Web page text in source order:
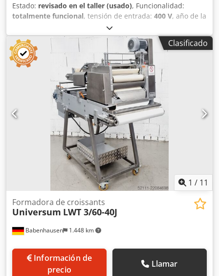
Estado: revisado en el taller (usado), Funcionalidad:
totalmente funcional, tensión de entrada: 400 V, año de la
, Certificado DGUV hasta:
anchura de trabajo:300 mm, ancho de cinta
transportadora:
300 mm
, tipo de corriente de entrada:
trifásico
, ancho total: 600 mm, longitud total:
altura total:
1.200 mm, Máquina enrolladora de croissants
TOP Universum HWM 30 La máquina enrolladora de
croissants es móvil apta para todo tipo de barras como
Kornspitz y barras saladas, etc. Máquina enrolladora
universal TOP para todo tipo de masas para enrollar
Construcción en acero inoxidable Ancho de banda de 300
mm tecnología robusta Conexión 400V, enchufe CEE 16A
Dimensiones aprox.: 600 x 700 x 1200 mm (AnxPxAl)
Máquina usada reacondicionada con garantía ¡Calidad de
empresa especializada! Chodpfx Ajzb Uc Uokija
¡Benefíciese de más de 35 años de experiencia!
Clasificado
1 / 11
Babenhausen 1.448 km
Formadora de croissants
Universum LWT 3/60-40J
Información de
precio
Llamar